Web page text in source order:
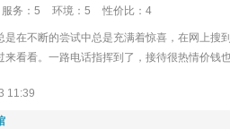
服务：5 环境：5 性价比：4
是在不断的尝试中总是充满着惊喜，在网上搜
来看看。一路电话指挥到了，接待很热情价钱也
11:39